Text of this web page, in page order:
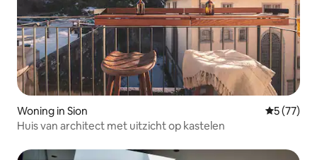
Woning in Sion
5 (77)
Huis van architect met uitzicht op kastelen